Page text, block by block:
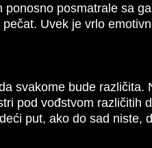
posmatrale sa
Uvek je vrlo
svakome bude
pod vođstvom
put, ako do sad niste,